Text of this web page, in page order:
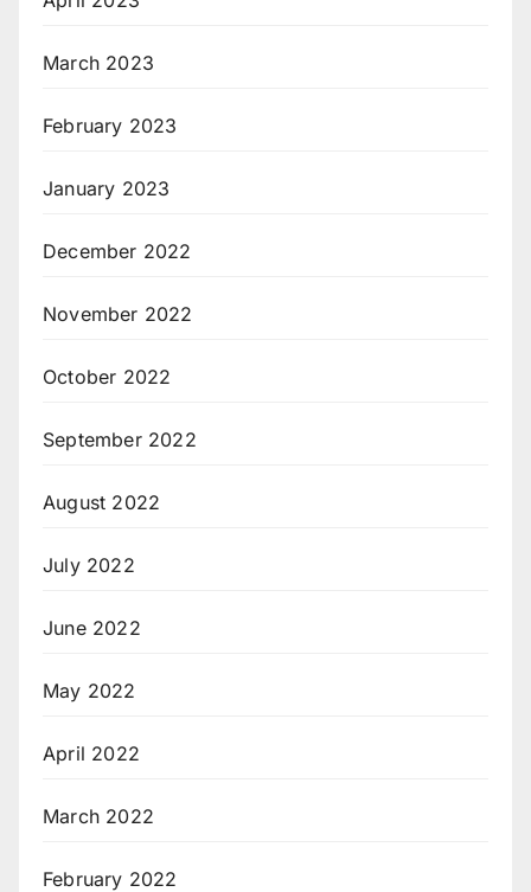
March 2023
February 2023
January 2023
December 2022
November 2022
October 2022
September 2022
August 2022
July 2022
June 2022
May 2022
April 2022
March 2022
February 2022